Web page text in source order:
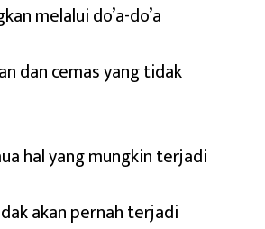
melalui do’a-do’a
dan cemas yang tidak
hal yang mungkin terjadi
akan pernah terjadi